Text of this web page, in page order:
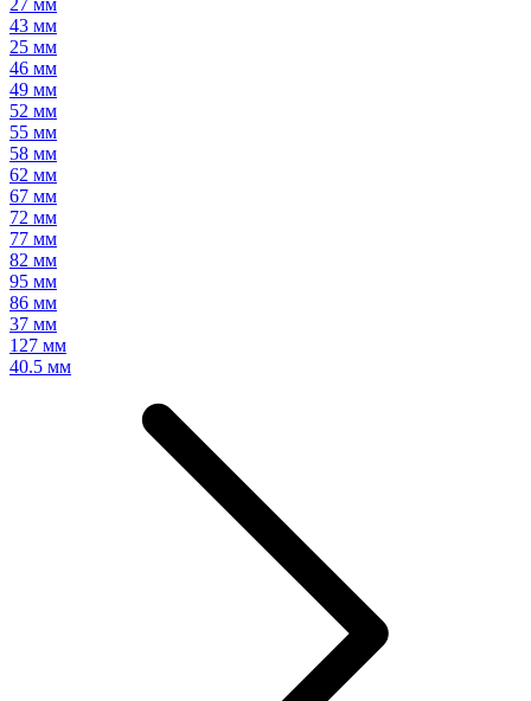
27 мм
43 мм
25 мм
46 мм
49 мм
52 мм
55 мм
58 мм
62 мм
67 мм
72 мм
77 мм
82 мм
95 мм
86 мм
37 мм
127 мм
40.5 мм